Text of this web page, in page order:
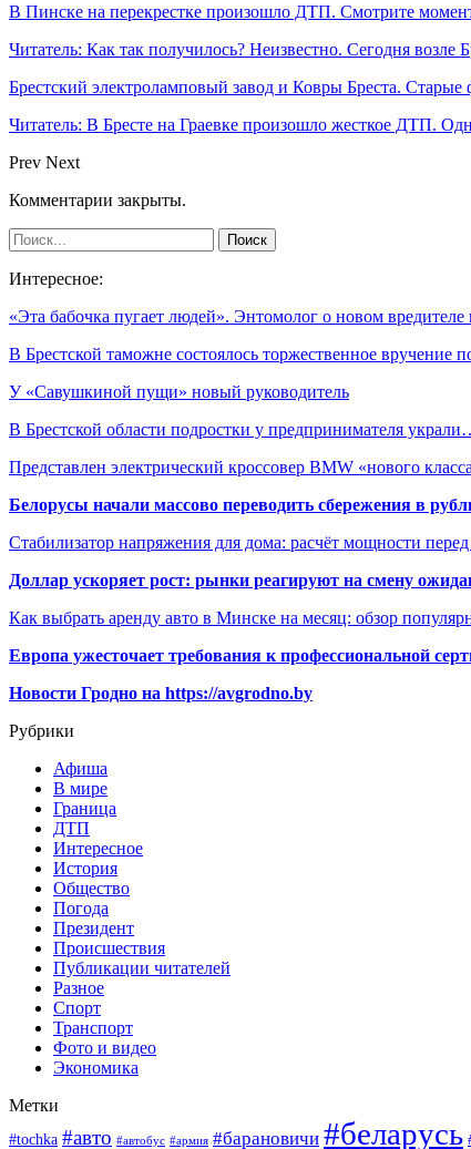
В Пинске на перекрестке произошло ДТП. Смотрите
Читатель: Как так получилось? Неизвестно. Сегодня возле
Брестский электроламповый завод и Ковры Бреста. Старые
Читатель: В Бресте на Граевке произошло жесткое ДТП.
Prev Next
Комментарии закрыты.
Интересное:
«Эта бабочка пугает людей». Энтомолог о новом
В Брестской таможне состоялось торжественное вручение
У «Савушкиной пущи» новый руководитель
В Брестской области подростки у предпринимателя
Представлен электрический кроссовер BMW «нового
Белорусы начали массово переводить сбережения в
Стабилизатор напряжения для дома: расчёт мощности
Доллар ускоряет рост: рынки реагируют на смену
Как выбрать аренду авто в Минске на месяц: обзор
Европа ужесточает требования к профессиональной
Новости Гродно на https://avgrodno.by
Рубрики
Афиша
В мире
Граница
ДТП
Интересное
История
Общество
Погода
Президент
Происшествия
Публикации читателей
Разное
Спорт
Транспорт
Фото и видео
Экономика
Метки
#tochka #авто #автобус #армия #барановичи #беларусь